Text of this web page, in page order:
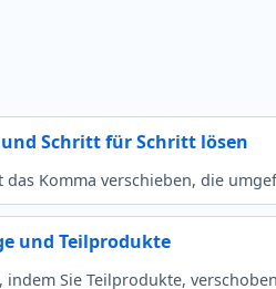
Schritt für Schritt lösen
Komma verschieben, die
und Teilprodukte
Sie Teilprodukte,